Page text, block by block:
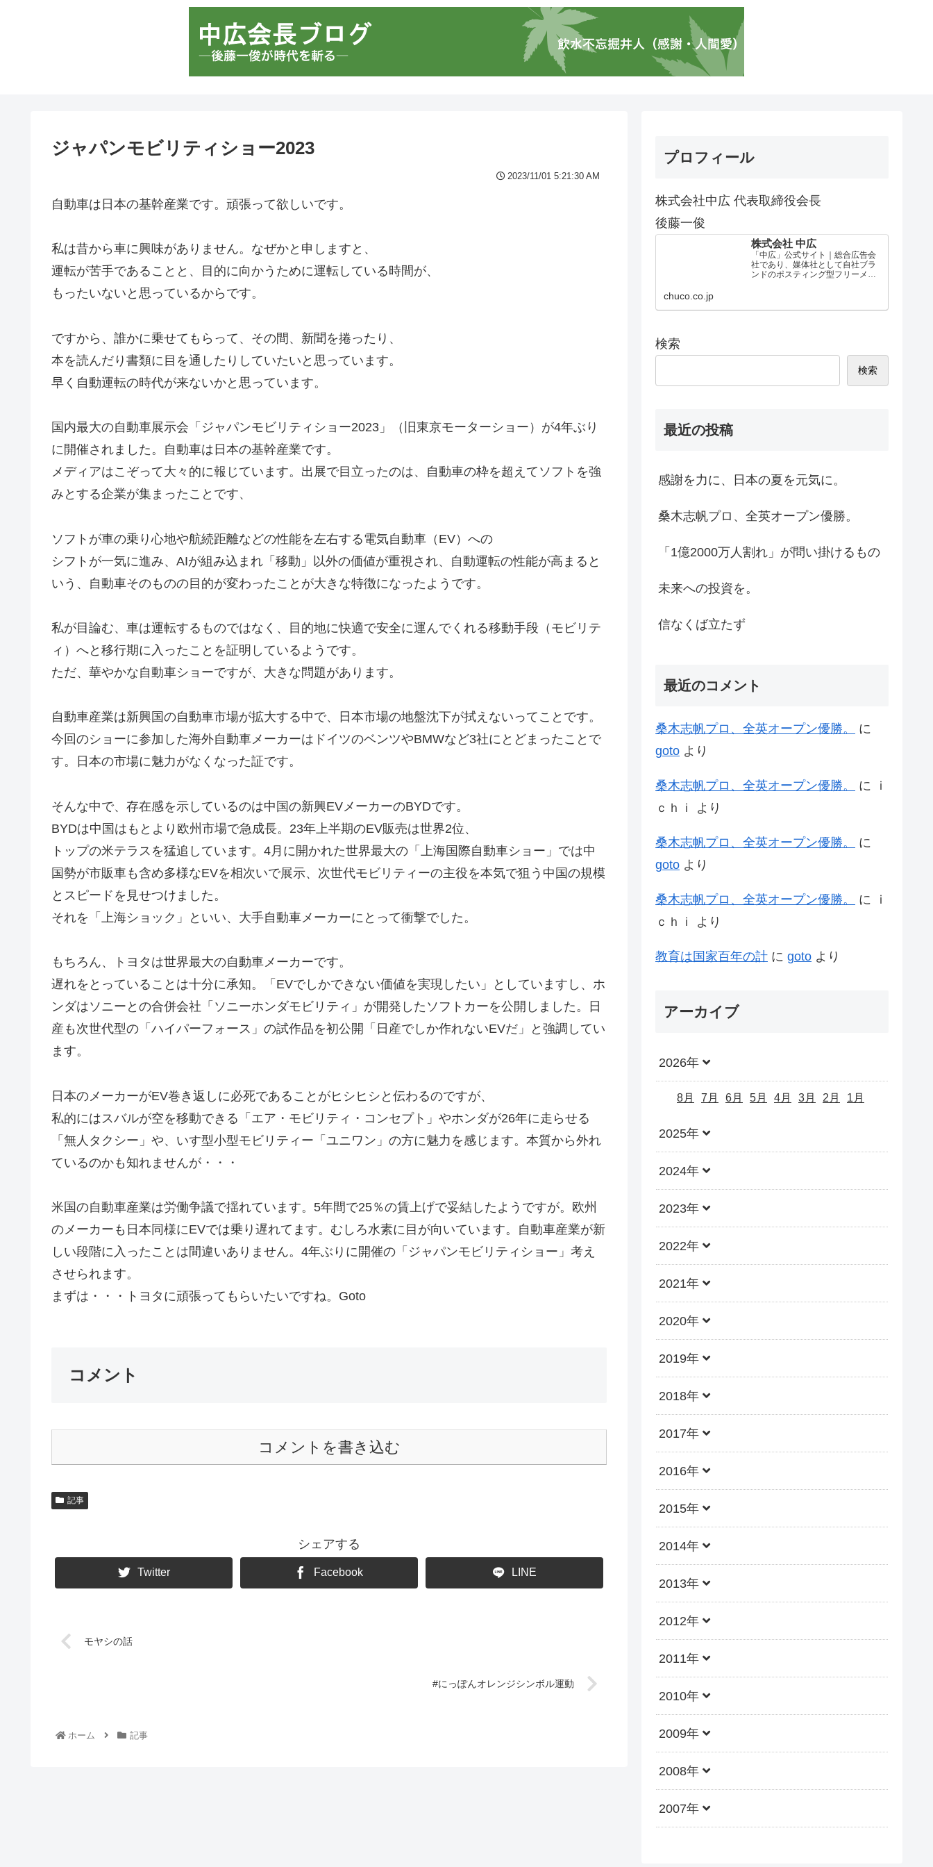
ジャパンモビリティショー2023
2023/11/01 5:21:30 AM
自動車は日本の基幹産業です。頑張って欲しいです。
私は昔から車に興味がありません。なぜかと申しますと、
運転が苦手であることと、目的に向かうために運転している時間が、
もったいないと思っているからです。
ですから、誰かに乗せてもらって、その間、新聞を捲ったり、
本を読んだり書類に目を通したりしていたいと思っています。
早く自動運転の時代が来ないかと思っています。
国内最大の自動車展示会「ジャパンモビリティショー2023」（旧東京モーターショー）が4年ぶり
に開催されました。自動車は日本の基幹産業です。
メディアはこぞって大々的に報じています。出展で目立ったのは、自動車の枠を超えてソフトを強
みとする企業が集まったことです、
ソフトが車の乗り心地や航続距離などの性能を左右する電気自動車（EV）への
シフトが一気に進み、AIが組み込まれ「移動」以外の価値が重視され、自動運転の性能が高まると
いう、自動車そのものの目的が変わったことが大きな特徴になったようです。
私が目論む、車は運転するものではなく、目的地に快適で安全に運んでくれる移動手段（モビリテ
ィ）へと移行期に入ったことを証明しているようです。
ただ、華やかな自動車ショーですが、大きな問題があります。
自動車産業は新興国の自動車市場が拡大する中で、日本市場の地盤沈下が拭えないってことです。
今回のショーに参加した海外自動車メーカーはドイツのベンツやBMWなど3社にとどまったことで
す。日本の市場に魅力がなくなった証です。
そんな中で、存在感を示しているのは中国の新興EVメーカーのBYDです。
BYDは中国はもとより欧州市場で急成長。23年上半期のEV販売は世界2位、
トップの米テラスを猛追しています。4月に開かれた世界最大の「上海国際自動車ショー」では中
国勢が市販車も含め多様なEVを相次いで展示、次世代モビリティーの主役を本気で狙う中国の規模
とスピードを見せつけました。
それを「上海ショック」といい、大手自動車メーカーにとって衝撃でした。
もちろん、トヨタは世界最大の自動車メーカーです。
遅れをとっていることは十分に承知。「EVでしかできない価値を実現したい」としていますし、ホ
ンダはソニーとの合併会社「ソニーホンダモビリティ」が開発したソフトカーを公開しました。日
産も次世代型の「ハイパーフォース」の試作品を初公開「日産でしか作れないEVだ」と強調してい
ます。
日本のメーカーがEV巻き返しに必死であることがヒシヒシと伝わるのですが、
私的にはスバルが空を移動できる「エア・モビリティ・コンセプト」やホンダが26年に走らせる
「無人タクシー」や、いす型小型モビリティー「ユニワン」の方に魅力を感じます。本質から外れ
ているのかも知れませんが・・・
米国の自動車産業は労働争議で揺れています。5年間で25％の賃上げで妥結したようですが。欧州
のメーカーも日本同様にEVでは乗り遅れてます。むしろ水素に目が向いています。自動車産業が新
しい段階に入ったことは間違いありません。4年ぶりに開催の「ジャパンモビリティショー」考え
させられます。
まずは・・・トヨタに頑張ってもらいたいですね。Goto
コメント
コメントを書き込む
記事
シェアする
Twitter Facebook LINE
モヤシの話
#にっぽんオレンジシンボル運動
ホーム 記事
プロフィール
株式会社中広 代表取締役会長
後藤一俊
株式会社 中広
「中広」公式サイト｜総合広告会
社であり、媒体社として自社ブラ
ンドのポスティング型フリーメデ
chuco.co.jp
検索
検索
最近の投稿
感謝を力に、日本の夏を元気に。
桑木志帆プロ、全英オープン優勝。
「1億2000万人割れ」が問い掛けるもの
未来への投資を。
信なくば立たず
最近のコメント
桑木志帆プロ、全英オープン優勝。
に
goto より
桑木志帆プロ、全英オープン優勝。 に
ｉ
ｃｈｉ
より
桑木志帆プロ、全英オープン優勝。
に
goto より
桑木志帆プロ、全英オープン優勝。 に
ｉ
ｃｈｉ
より
教育は国家百年の計 に goto より
アーカイブ
2026年
8月 7月 6月 5月 4月 3月 2月 1月
2025年
2024年
2023年
2022年
2021年
2020年
2019年
2018年
2017年
2016年
2015年
2014年
2013年
2012年
2011年
2010年
2009年
2008年
2007年